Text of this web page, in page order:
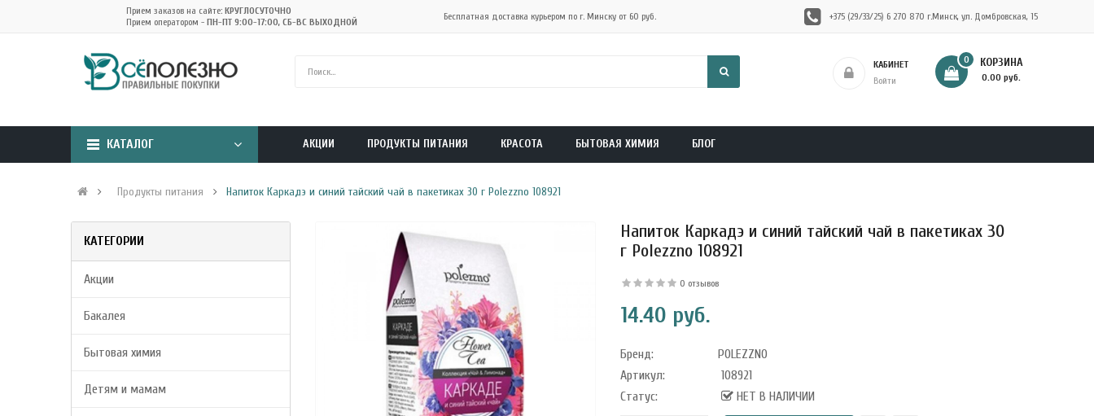
Прием заказов на сайте: КРУГЛОСУТОЧНО
Прием оператором - ПН-ПТ 9:00-17:00, СБ-ВС ВЫХОДНОЙ Бесплатная доставка курьером по г. Минску от 60 руб. +375 (29/33/25) 6 270 870 г.Минск, ул. Домбровская, 15
КОРЗИНА
0
- 0.00 руб.
КАБИНЕТ
Войти
КАТАЛОГ АКЦИИ ПРОДУКТЫ ПИТАНИЯ КРАСОТА БЫТОВАЯ ХИМИЯ БЛОГ
Продукты питания Напиток Каркадэ и синий тайский чай в пакетиках 30 г Polezzno 108921
КАТЕГОРИИ
Акции
Бакалея
Бытовая химия
Детям и мамам
Напиток Каркадэ и синий тайский чай в пакетиках 30
г Polezzno 108921
0 отзывов
14.40 руб.
Бренд:
POLEZZNO
Артикул:
108921
Статус:
НЕТ В НАЛИЧИИ